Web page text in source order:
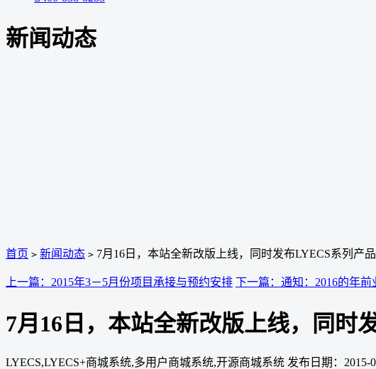
新闻动态
首页 > 新闻动态 > 7月16日，本站全新改版上线，同时发布LYECS系列产品
上一篇：2015年3－5月份项目承接与预约安排 下一篇：通知：2016的年
7月16日，本站全新改版上线，同时
LYECS,LYECS+商城系统,多用户商城系统,开源商城系统 发布日期：